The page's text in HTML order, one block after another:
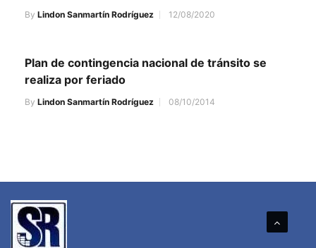
By Lindon Sanmartín Rodríguez 12/08/2020
Plan de contingencia nacional de tránsito se
realiza por feriado
By Lindon Sanmartín Rodríguez 08/10/2014